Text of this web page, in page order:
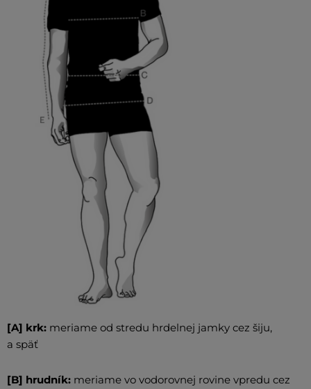
[A] krk: meriame od stredu hrdelnej jamky cez šiju,
a späť
[B] hrudník: meriame vo vodorovnej rovine vpredu cez